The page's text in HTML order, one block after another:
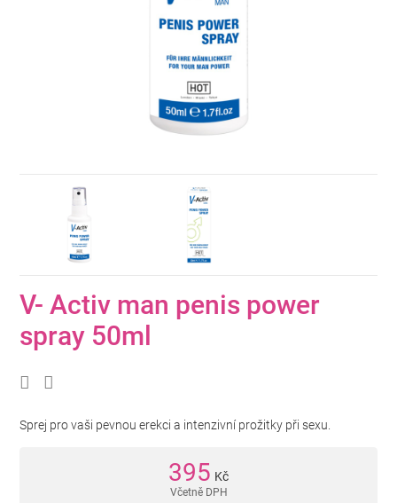
V- Activ man penis power
spray 50ml
Sprej pro vaši pevnou erekci a intenzivní prožitky při sexu.
395 Kč
Včetně DPH